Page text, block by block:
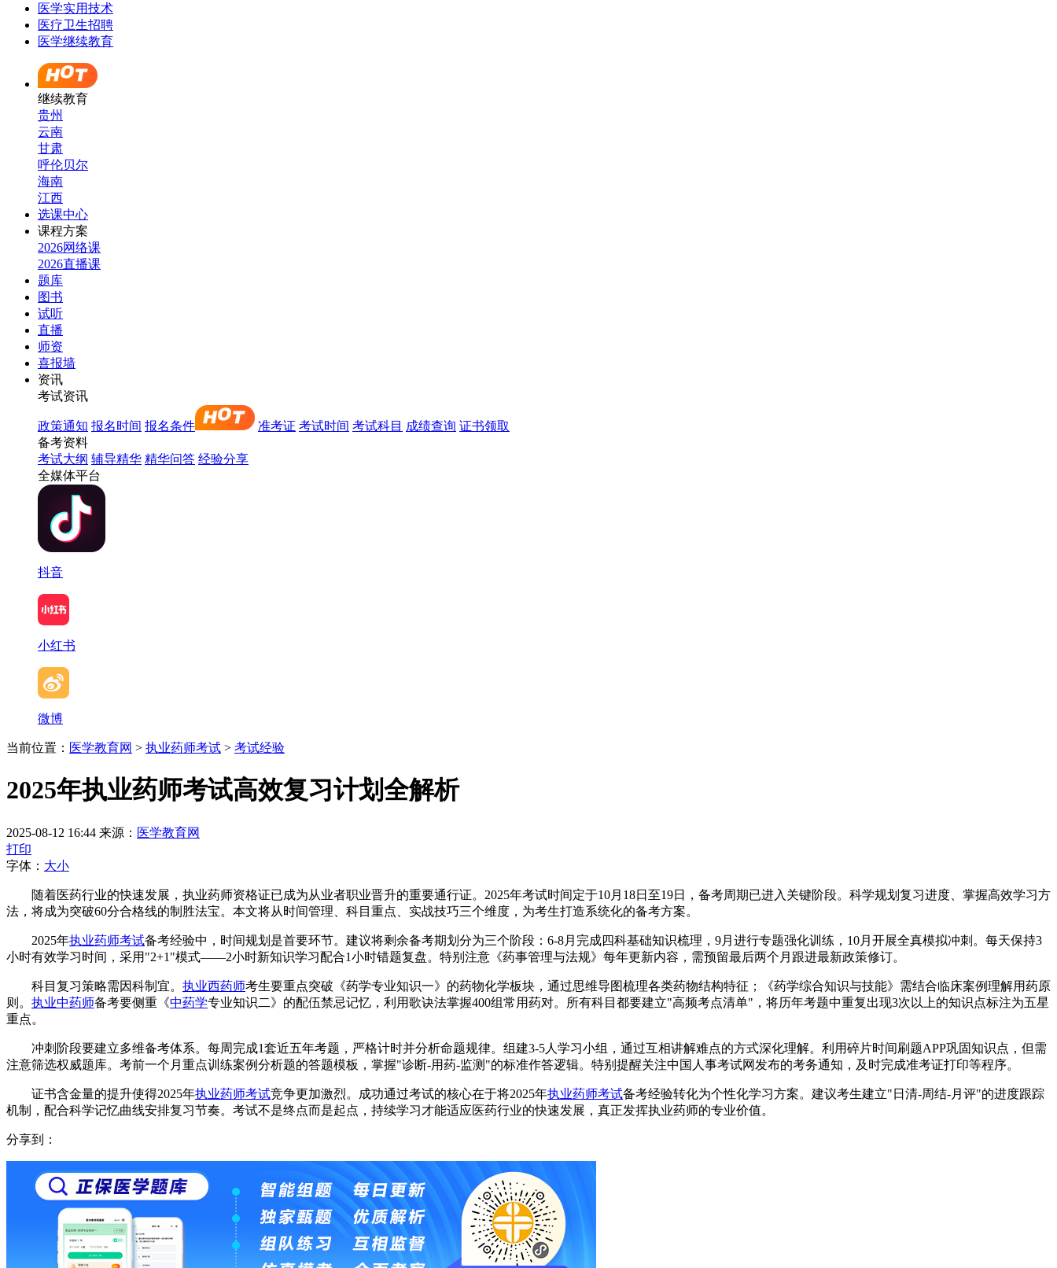
医学实用技术
医疗卫生招聘
医学继续教育
继续教育
贵州
云南
甘肃
呼伦贝尔
海南
江西
选课中心
课程方案
2026网络课
2026直播课
题库
图书
试听
直播
师资
喜报墙
资讯
考试资讯
政策通知 报名时间 报名条件 准考证 考试时间 考试科目 成绩查询 证书领取
备考资料
考试大纲 辅导精华 精华问答 经验分享
全媒体平台
抖音
小红书
微博
当前位置： 医学教育网 > 执业药师考试 > 考试经验
2025年执业药师考试高效复习计划全解析
2025-08-12 16:44 来源： 医学教育网
打印
字体： 大小
随着医药行业的快速发展，执业药师资格证已成为从业者职业晋升的重要通行证。2025年考试时间定于10月18日至19日，备考周期已进入关键阶段。科学规划复习进度、掌握高效学习方
法，将成为突破60分合格线的制胜法宝。本文将从时间管理、科目重点、实战技巧三个维度，为考生打造系统化的备考方案。
2025年执业药师考试备考经验中，时间规划是首要环节。建议将剩余备考期划分为三个阶段：6-8月完成四科基础知识梳理，9月进行专题强化训练，10月开展全真模拟冲刺。每天保持3
小时有效学习时间，采用"2+1"模式——2小时新知识学习配合1小时错题复盘。特别注意《药事管理与法规》每年更新内容，需预留最后两个月跟进最新政策修订。
科目复习策略需因科制宜。 执业西药师考生要重点突破《药学专业知识一》的药物化学板块，通过思维导图梳理各类药物结构特征；《药学综合知识与技能》需结合临床案例理解用药原
则。 执业中药师备考要侧重《中药学专业知识二》的配伍禁忌记忆，利用歌诀法掌握400组常用药对。所有科目都要建立"高频考点清单"，将历年考题中重复出现3次以上的知识点标注为五星
重点。
冲刺阶段要建立多维备考体系。每周完成1套近五年考题，严格计时并分析命题规律。组建3-5人学习小组，通过互相讲解难点的方式深化理解。利用碎片时间刷题APP巩固知识点，但需
注意筛选权威题库。考前一个月重点训练案例分析题的答题模板，掌握"诊断-用药-监测"的标准作答逻辑。特别提醒关注中国人事考试网发布的考务通知，及时完成准考证打印等程序。
证书含金量的提升使得2025年执业药师考试竞争更加激烈。成功通过考试的核心在于将2025年执业药师考试备考经验转化为个性化学习方案。建议考生建立"日清-周结-月评"的进度跟踪
机制，配合科学记忆曲线安排复习节奏。考试不是终点而是起点，持续学习才能适应医药行业的快速发展，真正发挥执业药师的专业价值。
分享到：